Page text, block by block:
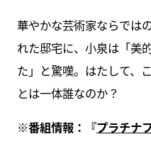
華やかな芸術家ならでは
れた邸宅に、小泉は「美
た」と驚嘆。はたして、
とは一体誰なのか？
※番組情報：『プラチナ